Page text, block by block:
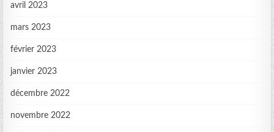
avril 2023
mars 2023
février 2023
janvier 2023
décembre 2022
novembre 2022